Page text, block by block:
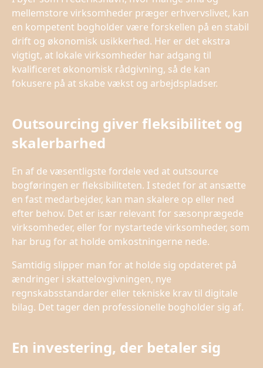
mellemstore virksomheder præger erhvervslivet, kan
en kompetent bogholder være forskellen på en stabil
drift og økonomisk usikkerhed. Her er det ekstra
vigtigt, at lokale virksomheder har adgang til
kvalificeret økonomisk rådgivning, så de kan
fokusere på at skabe vækst og arbejdspladser.
Outsourcing giver fleksibilitet og
skalerbarhed
En af de væsentligste fordele ved at outsource
bogføringen er fleksibiliteten. I stedet for at ansætte
en fast medarbejder, kan man skalere op eller ned
efter behov. Det er især relevant for sæsonprægede
virksomheder, eller for nystartede virksomheder, som
har brug for at holde omkostningerne nede.
Samtidig slipper man for at holde sig opdateret på
ændringer i skattelovgivningen, nye
regnskabsstandarder eller tekniske krav til digitale
bilag. Det tager den professionelle bogholder sig af.
En investering, der betaler sig